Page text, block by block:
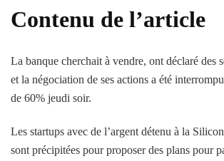
Contenu de l’article
La banque cherchait à vendre, ont déclaré des
et la négociation de ses actions a été
de 60% jeudi soir.
Les startups avec de l’argent détenu à la
sont précipitées pour proposer des plans pour